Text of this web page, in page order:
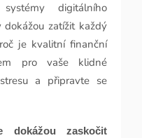
digitálního
zatížit každý
je kvalitní finanční
pro vaše klidné
a připravte se
dokážou zaskočit